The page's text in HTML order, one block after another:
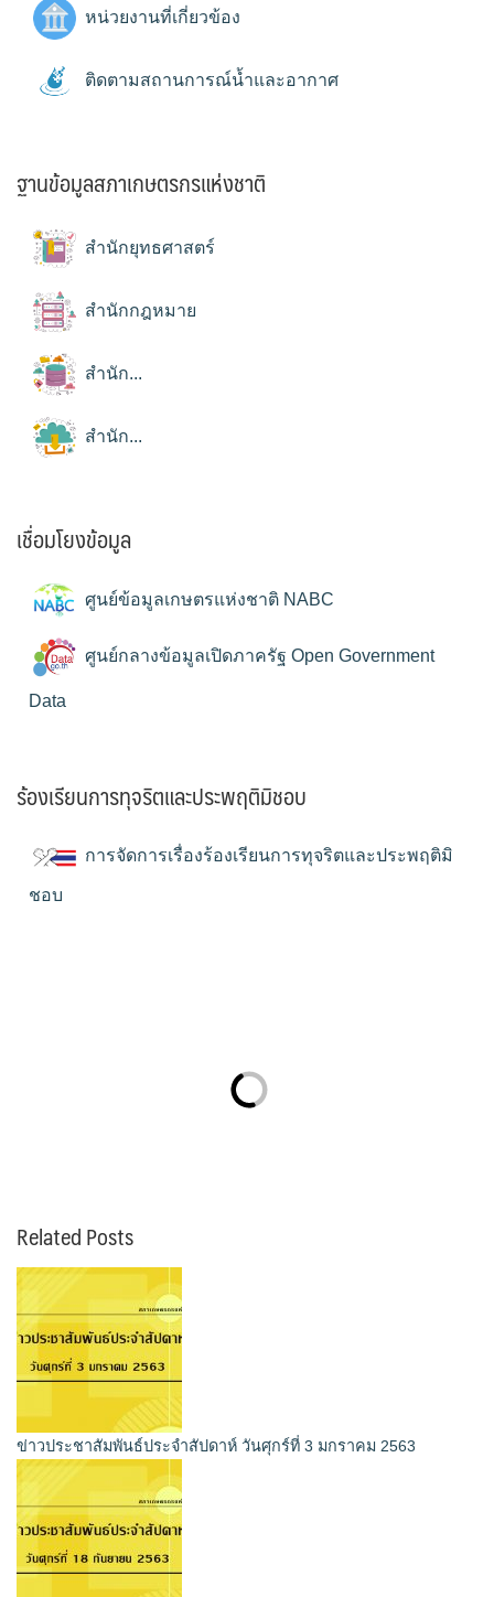
หน่วยงานที่เกี่ยวข้อง
ติดตามสถานการณ์น้ำและอากาศ
ฐานข้อมูลสภาเกษตรกรแห่งชาติ
สำนักยุทธศาสตร์
สำนักกฎหมาย
สำนัก...
สำนัก...
เชื่อมโยงข้อมูล
ศูนย์ข้อมูลเกษตรแห่งชาติ NABC
ศูนย์กลางข้อมูลเปิดภาครัฐ Open Government
Data
ร้องเรียนการทุจริตและประพฤติมิชอบ
การจัดการเรื่องร้องเรียนการทุจริตและประพฤติมิ
ชอบ
Related Posts
ข่าวประชาสัมพันธ์ประจำสัปดาห์ วันศุกร์ที่ 3 มกราคม 2563